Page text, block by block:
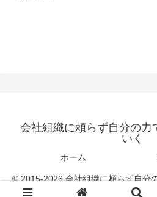
会社組織に頼らず自分の力
いく
ホーム
© 2015-2026 会社組織に頼らず自分
く.